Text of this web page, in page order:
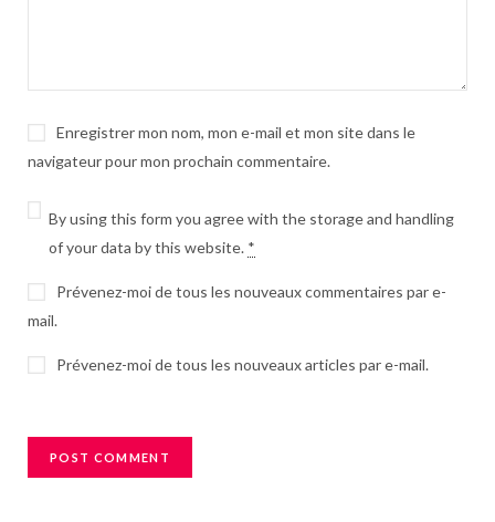
Enregistrer mon nom, mon e-mail et mon site dans le
navigateur pour mon prochain commentaire.
By using this form you agree with the storage and handling
of your data by this website. *
Prévenez-moi de tous les nouveaux commentaires par e-
mail.
Prévenez-moi de tous les nouveaux articles par e-mail.